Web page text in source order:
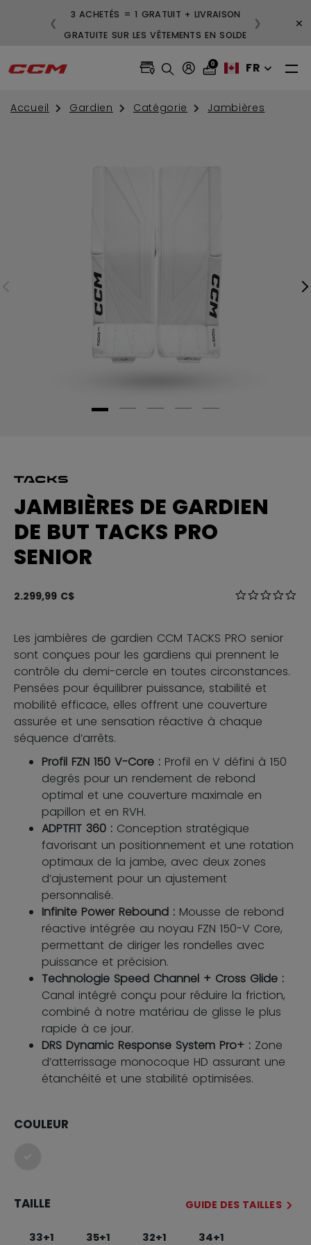
3 ACHETÉS = 1 GRATUIT + LIVRAISON
GRATUITE SUR LES VÊTEMENTS EN SOLDE
❮ ❯ ×
0 FR
Accueil Gardien Catégorie Jambières
JAMBIÈRES DE GARDIEN
DE BUT TACKS PRO
SENIOR
2.299,99 C$ 4,7 sur 5
Les jambières de gardien CCM TACKS PRO senior
sont conçues pour les gardiens qui prennent le
contrôle du demi-cercle en toutes circonstances.
Pensées pour équilibrer puissance, stabilité et
mobilité efficace, elles offrent une couverture
assurée et une sensation réactive à chaque
séquence d’arrêts.
Profil FZN 150 V-Core : Profil en V défini à 150
degrés pour un rendement de rebond
optimal et une couverture maximale en
papillon et en RVH.
ADPTFIT 360 : Conception stratégique
favorisant un positionnement et une rotation
optimaux de la jambe, avec deux zones
d’ajustement pour un ajustement
personnalisé.
Infinite Power Rebound : Mousse de rebond
réactive intégrée au noyau FZN 150-V Core,
permettant de diriger les rondelles avec
puissance et précision.
Technologie Speed Channel + Cross Glide :
Canal intégré conçu pour réduire la friction,
combiné à notre matériau de glisse le plus
rapide à ce jour.
DRS Dynamic Response System Pro+ : Zone
d’atterrissage monocoque HD assurant une
étanchéité et une stabilité optimisées.
COULEUR
TAILLE GUIDE DES TAILLES
33+1 35+1 32+1 34+1